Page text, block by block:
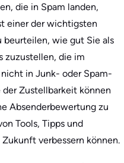
die in Spam landen,
einer der wichtigsten
beurteilen, wie gut Sie als
zuzustellen, die im
in Junk- oder Spam-
der Zustellbarkeit können
Absenderbewertung zu
Tools, Tipps und
verbessern können.